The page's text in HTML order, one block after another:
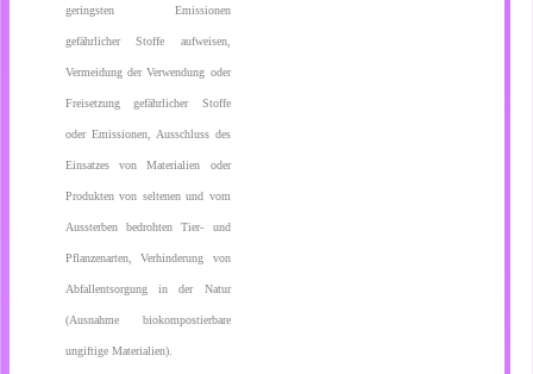
geringsten Emissionen
gefährlicher Stoffe aufweisen,
Vermeidung der Verwendung oder
Freisetzung gefährlicher Stoffe
oder Emissionen, Ausschluss des
Einsatzes von Materialien oder
Produkten von seltenen und vom
Aussterben bedrohten Tier- und
Pflanzenarten, Verhinderung von
Abfallentsorgung in der Natur
(Ausnahme biokompostierbare
ungiftige Materialien).